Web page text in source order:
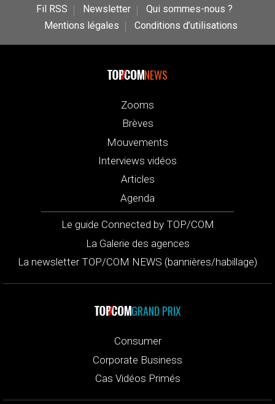
Fil RSS Newsletter
Qui sommes-nous ?
Mentions légales
Conditions d’utilisations
NEWS
Zooms
Brèves
Mouvements
Interviews vidéos
Articles
Agenda
Le guide Connected by TOP/COM
La Galerie des agences
La newsletter TOP/COM NEWS (bannières/habillage)
GRAND PRIX
Consumer
Corporate Business
Cas Vidéos Primés